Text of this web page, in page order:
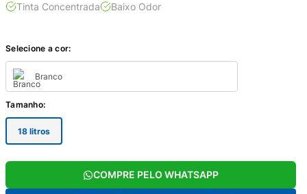
Tinta Concentrada Baixo Odor
Selecione a cor:
Branco
Tamanho:
18 litros
COMPRE PELO WHATSAPP